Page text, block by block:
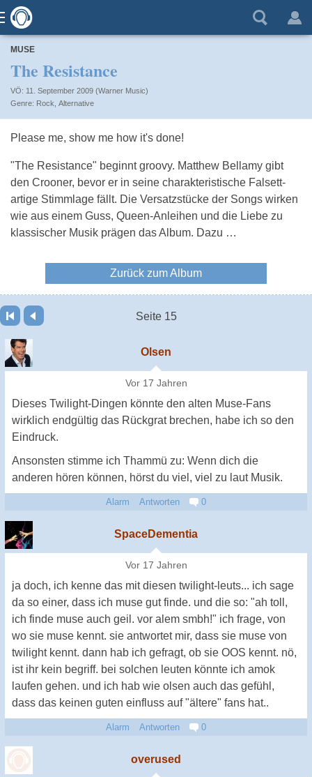
MUSE
The Resistance
VÖ: 11. September 2009 (Warner Music)
Rock Alternative
Please me, show me how it's done!
"The Resistance" beginnt groovy. Matthew Bellamy gibt
den Crooner, bevor er in seine charakteristische Falsett-
artige Stimmlage fällt. Die Versatzstücke der Songs wirken
wie aus einem Guss, Queen-Anleihen und die Liebe zu
klassischer Musik prägen das Album. Dazu …
Zurück zum Album
Seite 15
Olsen
Vor 17 Jahren
Dieses Twilight-Dingen könnte den alten Muse-Fans
wirklich endgültig das Rückgrat brechen, habe ich so den
Eindruck.
Ansonsten stimme ich Thammü zu: Wenn dich die
anderen hören können, hörst du viel, viel zu laut Musik.
Alarm Antworten 0
SpaceDementia
Vor 17 Jahren
ja doch, ich kenne das mit diesen twilight-leuts... ich sage
da so einer, dass ich muse gut finde. und die so: "ah toll,
ich finde muse auch geil. vor alem smbh!" ich frage, von
wo sie muse kennt. sie antwortet mir, dass sie muse von
twilight kennt. dann hab ich gefragt, ob sie OOS kennt. nö,
ist ihr kein begriff. bei solchen leuten könnte ich amok
laufen gehen. und ich hab wie olsen auch das gefühl,
dass das keinen guten einfluss auf "ältere" fans hat..
Alarm Antworten 0
overused